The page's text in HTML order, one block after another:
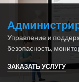
Управление и
безопасность,
ЗАКАЗАТЬ УСЛУГУ